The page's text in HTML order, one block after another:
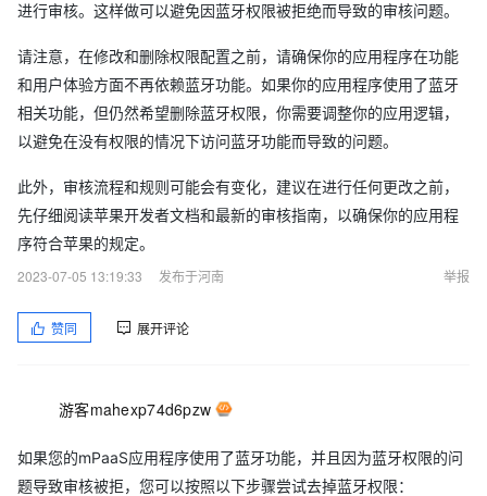
进行审核。这样做可以避免因蓝牙权限被拒绝而导致的审核问题。
请注意，在修改和删除权限配置之前，请确保你的应用程序在功能
和用户体验方面不再依赖蓝牙功能。如果你的应用程序使用了蓝牙
相关功能，但仍然希望删除蓝牙权限，你需要调整你的应用逻辑，
以避免在没有权限的情况下访问蓝牙功能而导致的问题。
此外，审核流程和规则可能会有变化，建议在进行任何更改之前，
先仔细阅读苹果开发者文档和最新的审核指南，以确保你的应用程
序符合苹果的规定。
2023-07-05 13:19:33
发布于河南 举报
赞同 展开评论
游客mahexp74d6pzw
如果您的mPaaS应用程序使用了蓝牙功能，并且因为蓝牙权限的问
题导致审核被拒，您可以按照以下步骤尝试去掉蓝牙权限：